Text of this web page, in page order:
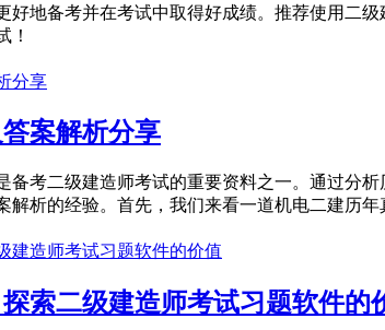
好地备考并在考试中取得好成绩。推荐使用二
！
案解析分享
备考二级建造师考试的重要资料之一。通过分
解析的经验。首先，我们来看一道机电二建历
索二级建造师考试习题软件的